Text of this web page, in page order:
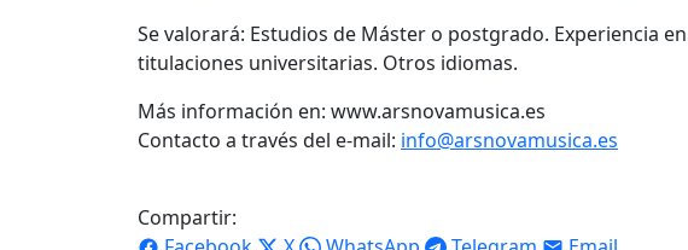
Se valorará: Estudios de Máster o postgrado. Experiencia
titulaciones universitarias. Otros idiomas.
Más información en: www.arsnovamusica.es
Contacto a través del e-mail: info@arsnovamusica.es
Compartir: